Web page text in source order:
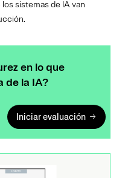
sistemas de IA van
en lo que
de la IA?
Iniciar evaluación